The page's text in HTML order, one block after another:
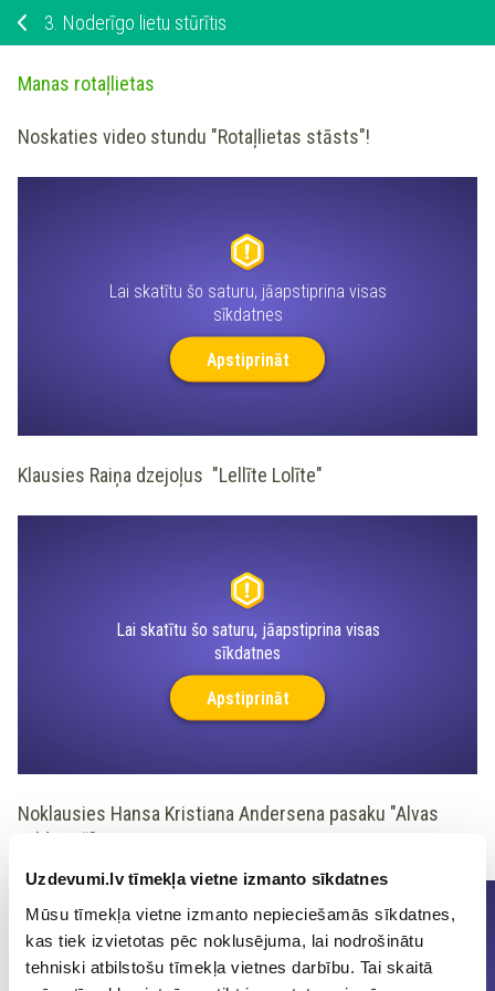
Uzdevumi.lv tīmekļa vietne izmanto sīkdatnes
Mūsu tīmekļa vietne izmanto nepieciešamās sīkdatnes,
kas tiek izvietotas pēc noklusējuma, lai nodrošinātu
tehniski atbilstošu tīmekļa vietnes darbību. Tai skaitā
3. Noderīgo lietu stūrītis
Manas rotaļlietas
Noskaties video stundu "Rotaļlietas stāsts"!
Lai skatītu šo saturu, jāapstiprina visas
sīkdatnes
Apstiprināt
Klausies Raiņa dzejoļus "Lellīte Lolīte"
Lai skatītu šo saturu, jāapstiprina visas
sīkdatnes
Apstiprināt
Noklausies Hansa Kristiana Andersena pasaku "Alvas
zaldātiņš"!